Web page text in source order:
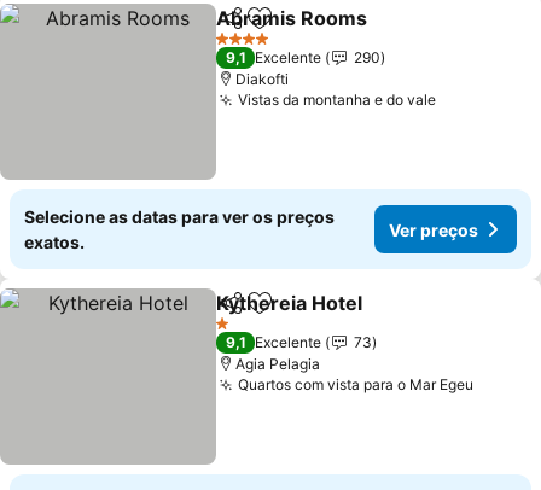
PartilharAdicionar aos favoritos
Abramis Rooms
4 Estrelas
9,1 Excelente
290
Diakofti
Vistas da montanha e do vale
Selecione as datas para ver os preços
exatos.
Ver preços
PartilharAdicionar aos favoritos
Kythereia Hotel
1 Estrelas
9,1 Excelente
73
Agia Pelagia
Quartos com vista para o Mar Egeu